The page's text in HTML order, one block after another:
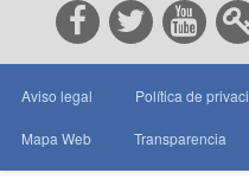
Aviso legal Política de
Mapa Web Transparencia